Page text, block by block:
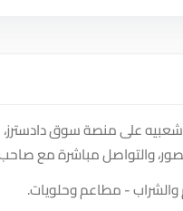
على منصة سوق
والتواصل مباشرة مع صاحب
- مطاعم وحلويات.